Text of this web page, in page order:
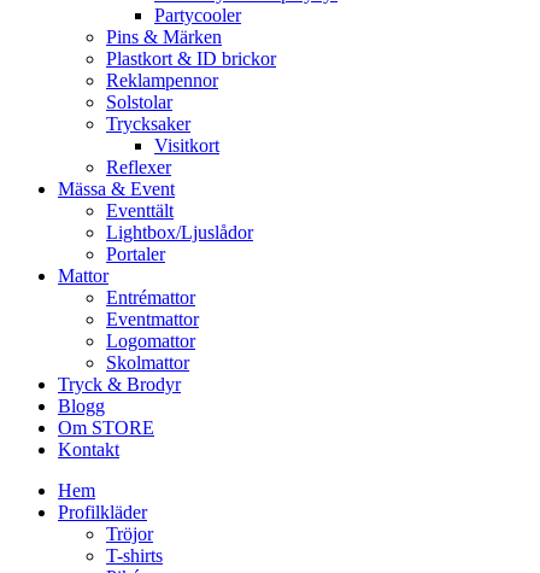
Partycooler
Pins & Märken
Plastkort & ID brickor
Reklampennor
Solstolar
Trycksaker
Visitkort
Reflexer
Mässa & Event
Eventtält
Lightbox/Ljuslådor
Portaler
Mattor
Entrémattor
Eventmattor
Logomattor
Skolmattor
Tryck & Brodyr
Blogg
Om STORE
Kontakt
Hem
Profilkläder
Tröjor
T-shirts